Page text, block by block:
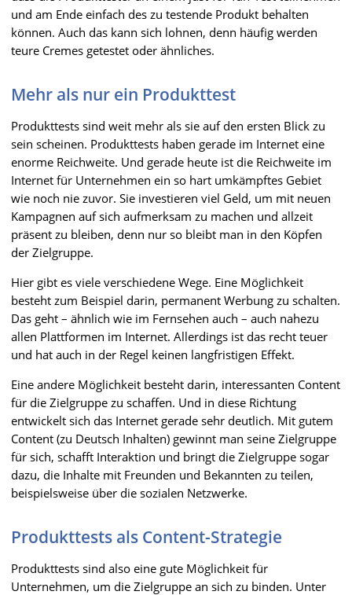
und am Ende einfach des zu testende Produkt behalten
können. Auch das kann sich lohnen, denn häufig werden
teure Cremes getestet oder ähnliches.
Mehr als nur ein Produkttest
Produkttests sind weit mehr als sie auf den ersten Blick zu
sein scheinen. Produkttests haben gerade im Internet eine
enorme Reichweite. Und gerade heute ist die Reichweite im
Internet für Unternehmen ein so hart umkämpftes Gebiet
wie noch nie zuvor. Sie investieren viel Geld, um mit neuen
Kampagnen auf sich aufmerksam zu machen und allzeit
präsent zu bleiben, denn nur so bleibt man in den Köpfen
der Zielgruppe.
Hier gibt es viele verschiedene Wege. Eine Möglichkeit
besteht zum Beispiel darin, permanent Werbung zu schalten.
Das geht – ähnlich wie im Fernsehen auch – auch nahezu
allen Plattformen im Internet. Allerdings ist das recht teuer
und hat auch in der Regel keinen langfristigen Effekt.
Eine andere Möglichkeit besteht darin, interessanten Content
für die Zielgruppe zu schaffen. Und in diese Richtung
entwickelt sich das Internet gerade sehr deutlich. Mit gutem
Content (zu Deutsch Inhalten) gewinnt man seine Zielgruppe
für sich, schafft Interaktion und bringt die Zielgruppe sogar
dazu, die Inhalte mit Freunden und Bekannten zu teilen,
beispielsweise über die sozialen Netzwerke.
Produkttests als Content-Strategie
Produkttests sind also eine gute Möglichkeit für
Unternehmen, um die Zielgruppe an sich zu binden. Unter